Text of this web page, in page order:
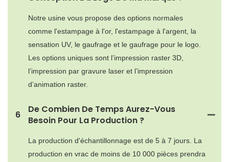
Notre usine vous propose des options normales
comme l'estampage à l'or, l'estampage à l'argent, la
sensation UV, le gaufrage et le gaufrage pour le logo.
Les options uniques sont l’impression raster 3D,
l’impression par gravure laser et l’impression
d’animation raster.
6
De Combien De Temps Aurez-Vous
Besoin Pour La Production ?
La production d'échantillonnage est de 5 à 7 jours. La
production en vrac de moins de 10 000 pièces prendra